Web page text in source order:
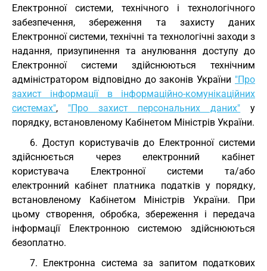
Електронної системи, технічного і технологічного
забезпечення, збереження та захисту даних
Електронної системи, технічні та технологічні заходи з
надання, призупинення та анулювання доступу до
Електронної системи здійснюються технічним
адміністратором відповідно до законів України "Про
захист інформації в інформаційно-комунікаційних
системах", "Про захист персональних даних" у
порядку, встановленому Кабінетом Міністрів України.
6. Доступ користувачів до Електронної системи
здійснюється через електронний кабінет
користувача Електронної системи та/або
електронний кабінет платника податків у порядку,
встановленому Кабінетом Міністрів України. При
цьому створення, обробка, збереження і передача
інформації Електронною системою здійснюються
безоплатно.
7. Електронна система за запитом податкових